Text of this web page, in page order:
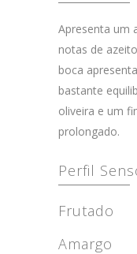
Apresenta um
notas de
boca
bastante
oliveira e um
prolongado.
Perfil
Frutado
Amargo